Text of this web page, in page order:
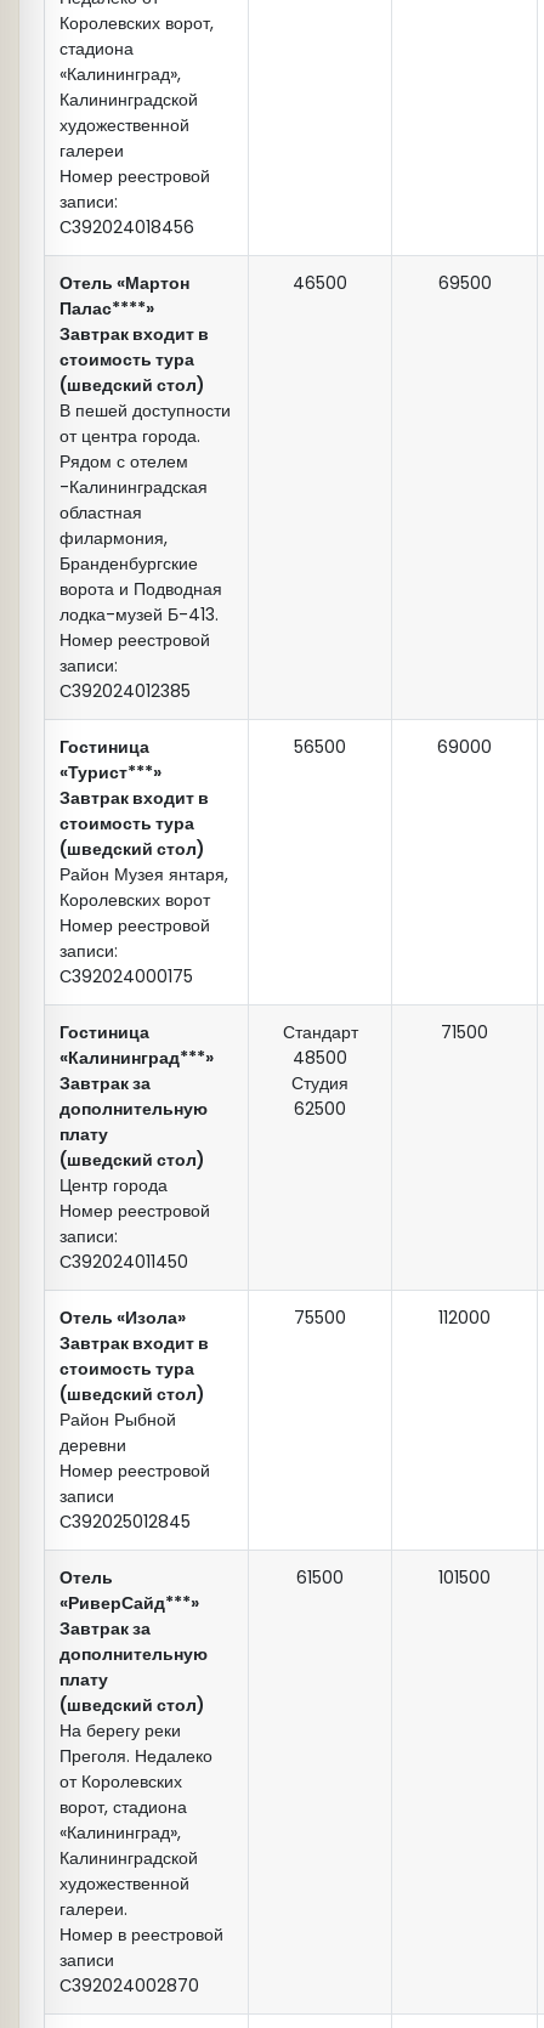
Светлогорск
«Несущая воду»
«Янтарь - холл»
Продолжительность экскурсии 8-9 часов.
Продолжительность экскурсии 6-7 часов.
Обратный трансфер в аэропорт или жд
вокзал входит в стоимость.
Королевских ворот,
стадиона
«Калининград»,
Калининградской
художественной
галереи
Номер реестровой
записи:
С392024018456
Отель «Мартон
Палас****»
Завтрак входит в
стоимость тура
(шведский стол)
В пешей доступности
от центра города.
Рядом с отелем
-Калининградская
областная
филармония,
Бранденбургские
ворота и Подводная
лодка-музей Б-413.
Номер реестровой
записи:
С392024012385
46500 69500
Гостиница
«Турист***»
Завтрак входит в
стоимость тура
(шведский стол)
Район Музея янтаря,
Королевских ворот
Номер реестровой
записи:
С392024000175
56500 69000
Гостиница
«Калининград***»
Завтрак за
дополнительную
плату
(шведский стол)
Центр города
Номер реестровой
записи:
С392024011450
Стандарт
48500
Студия
62500
71500
Отель «Изола»
Завтрак входит в
стоимость тура
(шведский стол)
Район Рыбной
деревни
Номер реестровой
записи
С392025012845
75500 112000
Отель
«РиверСайд***»
Завтрак за
дополнительную
плату
(шведский стол)
На берегу реки
Преголя. Недалеко
от Королевских
ворот, стадиона
«Калининград»,
Калининградской
художественной
галереи.
Номер в реестровой
записи
С392024002870
61500 101500